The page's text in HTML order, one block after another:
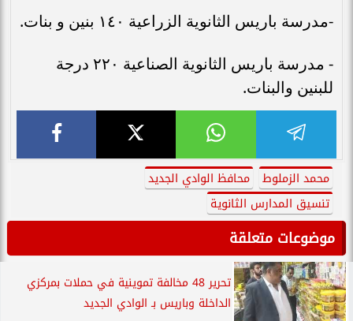
-مدرسة باريس الثانوية الزراعية ١٤٠ بنين و بنات.
- مدرسة باريس الثانوية الصناعية ٢٢٠ درجة
للبنين والبنات.
محمد الزملوط
محافظ الوادي الجديد
تنسيق المدارس الثانوية
موضوعات متعلقة
تحرير 48 مخالفة تموينية في حملات بمركزي
الداخلة وباريس بـ الوادي الجديد